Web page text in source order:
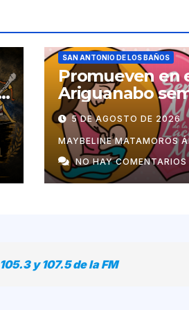
SAN ANTONIO DE LOS BAÑOS
Promueven en
Ariguanabo
de la lactancia
materna
5 DE AGOSTO DE 2026
MAYBELINE MATAMOROS
NO HAY COMENTARIOS
105.3 y 107.5 de la FM